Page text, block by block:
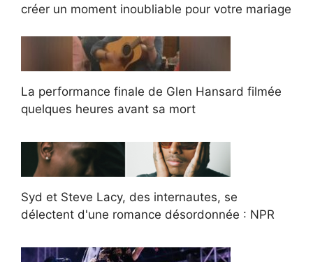
créer un moment inoubliable pour votre mariage
La performance finale de Glen Hansard filmée
quelques heures avant sa mort
Syd et Steve Lacy, des internautes, se
délectent d'une romance désordonnée : NPR